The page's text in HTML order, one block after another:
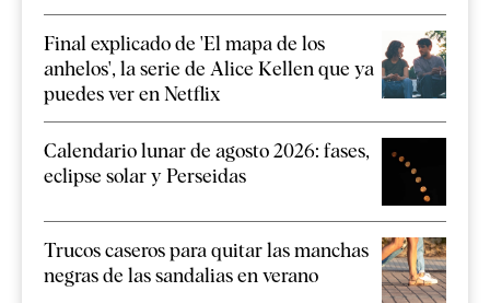
Final explicado de 'El mapa de los
anhelos', la serie de Alice Kellen que ya
puedes ver en Netflix
Calendario lunar de agosto 2026: fases,
eclipse solar y Perseidas
Trucos caseros para quitar las manchas
negras de las sandalias en verano